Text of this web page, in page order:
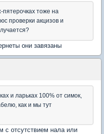
тоже на
проверки акцизов и
они завязаны
и ларьках 100% от симок,
как и мы тут
с отсутствием нала или